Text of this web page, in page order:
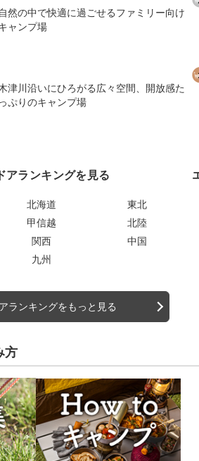
自然の中で快適に過ごせるファミリー向け
ャンプ場
津川沿いにひろがる広々空間、開放感た
っぷりのキャンプ場
アランキングを見る
北海道
東北
甲信越
北陸
関西
中国
九州
ランキングをもっと見る
方